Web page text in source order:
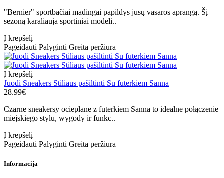
"Bernier" sportbačiai madingai papildys jūsų vasaros aprangą. Šį
sezoną karaliauja sportiniai modeli..
Į krepšelį
Pageidauti Palyginti Greita peržiūra
Į krepšelį
Juodi Sneakers Stiliaus pašiltinti Su futerkiem Sanna
28.99€
Czarne sneakersy ocieplane z futerkiem Sanna to idealne połączenie
miejskiego stylu, wygody ir funkc..
Į krepšelį
Pageidauti Palyginti Greita peržiūra
Informacija